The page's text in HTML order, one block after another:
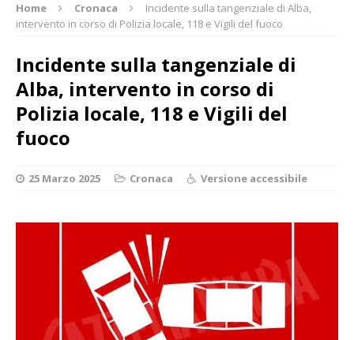
Home Cronaca
Incidente sulla tangenziale di Alba,
intervento in corso di Polizia locale, 118 e Vigili del fuoco
Incidente sulla tangenziale di
Alba, intervento in corso di
Polizia locale, 118 e Vigili del
fuoco
25 Marzo 2025 Cronaca Versione accessibile